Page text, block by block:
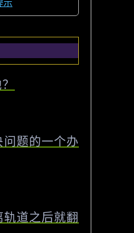
示
题的一个办
道之后就翻